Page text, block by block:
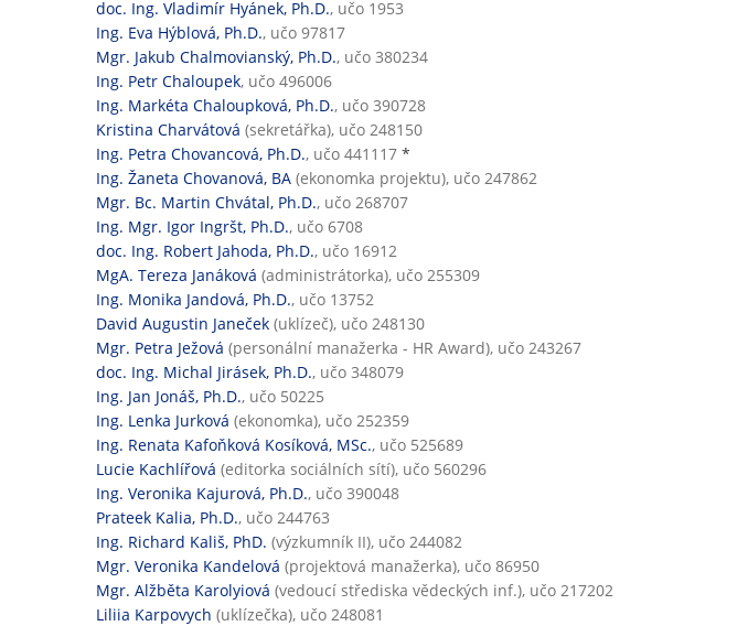
doc. Ing. Vladimír Hyánek, Ph.D., učo 1953
Ing. Eva Hýblová, Ph.D., učo 97817
Mgr. Jakub Chalmovianský, Ph.D., učo 380234
Ing. Petr Chaloupek, učo 496006
Ing. Markéta Chaloupková, Ph.D., učo 390728
Kristina Charvátová (sekretářka), učo 248150
Ing. Petra Chovancová, Ph.D., učo 441117 *
Ing. Žaneta Chovanová, BA (ekonomka projektu), učo 247862
Mgr. Bc. Martin Chvátal, Ph.D., učo 268707
Ing. Mgr. Igor Ingršt, Ph.D., učo 6708
doc. Ing. Robert Jahoda, Ph.D., učo 16912
MgA. Tereza Janáková (administrátorka), učo 255309
Ing. Monika Jandová, Ph.D., učo 13752
David Augustin Janeček (uklízeč), učo 248130
Mgr. Petra Ježová (personální manažerka - HR Award), učo 243267
doc. Ing. Michal Jirásek, Ph.D., učo 348079
Ing. Jan Jonáš, Ph.D., učo 50225
Ing. Lenka Jurková (ekonomka), učo 252359
Ing. Renata Kafoňková Kosíková, MSc., učo 525689
Lucie Kachlířová (editorka sociálních sítí), učo 560296
Ing. Veronika Kajurová, Ph.D., učo 390048
Prateek Kalia, Ph.D., učo 244763
Ing. Richard Kališ, PhD. (výzkumník II), učo 244082
Mgr. Veronika Kandelová (projektová manažerka), učo 86950
Mgr. Alžběta Karolyiová (vedoucí střediska vědeckých inf.), učo 217202
Liliia Karpovych (uklízečka), učo 248081